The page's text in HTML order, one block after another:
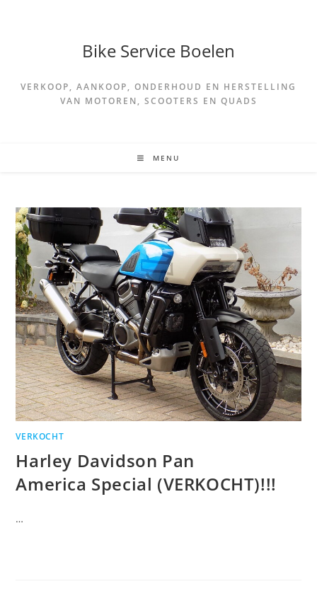
Bike Service Boelen
VERKOOP, AANKOOP, ONDERHOUD EN HERSTELLING
VAN MOTOREN, SCOOTERS EN QUADS
MENU
VERKOCHT
Harley Davidson Pan
America Special (VERKOCHT)!!!
…